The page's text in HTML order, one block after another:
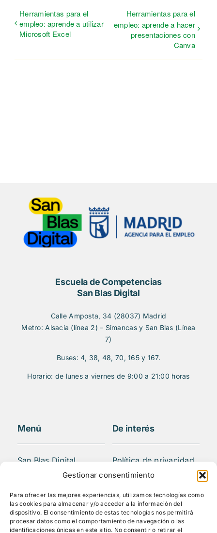
Gestionar consentimiento
Para ofrecer las mejores experiencias, utilizamos tecnologías como
las cookies para almacenar y/o acceder a la información del
dispositivo. El consentimiento de estas tecnologías nos permitirá
procesar datos como el comportamiento de navegación o las
identificaciones únicas en este sitio. No consentir o retirar el
Herramientas para el
empleo: aprende a utilizar
Microsoft Excel
Herramientas para el
empleo: aprende a hacer
presentaciones con
Canva
Escuela de Competencias
San Blas Digital
Calle Amposta, 34 (28037) Madrid
Metro: Alsacia (línea 2) – Simancas y San Blas (Línea
7)
Buses: 4, 38, 48, 70, 165 y 167.
Horario: de lunes a viernes de 9:00 a 21:00 horas
Menú
San Blas Digital
Quiénes somos
Actividades
Blog
Mediateca
De interés
Política de privacidad
Aviso legal